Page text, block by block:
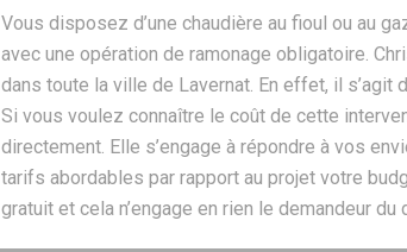
Vous disposez d’une chaudière au fioul ou au
avec une opération de ramonage obligatoire.
dans toute la ville de Lavernat. En effet, il s’agit
Si vous voulez connaître le coût de cette
directement. Elle s’engage à répondre à vos
tarifs abordables par rapport au projet votre
gratuit et cela n’engage en rien le demandeur du